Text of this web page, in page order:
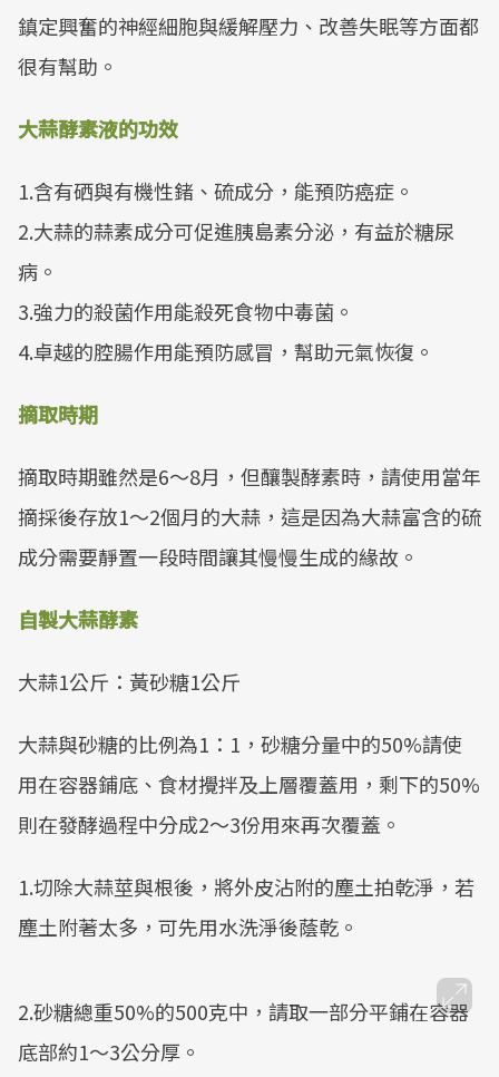
鎮定興奮的神經細胞與緩解壓力、改善失眠等方面都
很有幫助。
大蒜酵素液的功效
1.含有硒與有機性鍺、硫成分，能預防癌症。
2.大蒜的蒜素成分可促進胰島素分泌，有益於糖尿
病。
3.強力的殺菌作用能殺死食物中毒菌。
4.卓越的腔腸作用能預防感冒，幫助元氣恢復。
摘取時期
摘取時期雖然是6～8月，但釀製酵素時，請使用當年
摘採後存放1～2個月的大蒜，這是因為大蒜富含的硫
成分需要靜置一段時間讓其慢慢生成的緣故。
自製大蒜酵素
大蒜1公斤：黃砂糖1公斤
大蒜與砂糖的比例為1：1，砂糖分量中的50%請使
用在容器鋪底、食材攪拌及上層覆蓋用，剩下的50%
則在發酵過程中分成2～3份用來再次覆蓋。
1.切除大蒜莖與根後，將外皮沾附的塵土拍乾淨，若
塵土附著太多，可先用水洗淨後蔭乾。
2.砂糖總重50%的500克中，請取一部分平鋪在容器
底部約1～3公分厚。